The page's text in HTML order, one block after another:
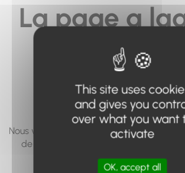
La page a
vous
accéder
pas... ou
Nous vous invitons à utiliser le moteur de
de page, ou à utiliser le menu pour
recherché.
This site uses
and gives you
over what you want
activate
OK, accept all